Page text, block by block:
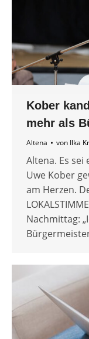
Kober
mehr als
Altena von Ilka
Altena. Es
Uwe Kober
am Herzen.
Nachmittag: